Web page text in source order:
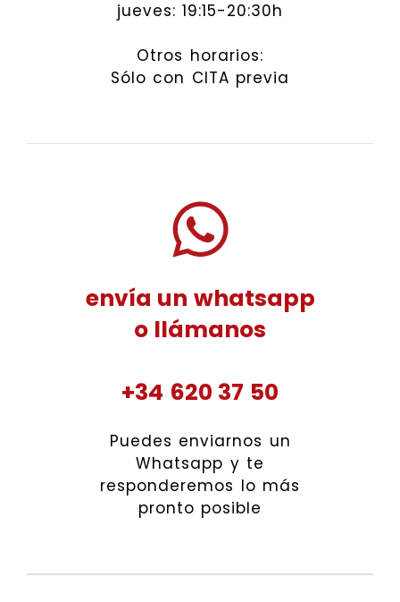
jueves: 19:15-20:30h
Otros horarios:
Sólo con CITA previa
envía un whatsapp
o llámanos
+34 620 37 50
Puedes enviarnos un
Whatsapp y te
responderemos lo más
pronto posible